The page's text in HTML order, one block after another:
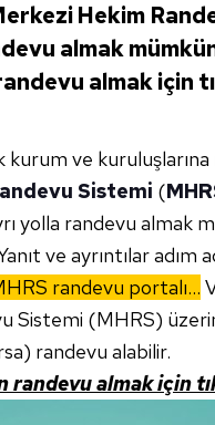
Hekim
almak
almak için
kurum ve
Sistemi (
yolla randevu almak
ve ayrıntılar adım
randevu portalı...
Sistemi (MHRS)
randevu alabilir.
randevu almak için